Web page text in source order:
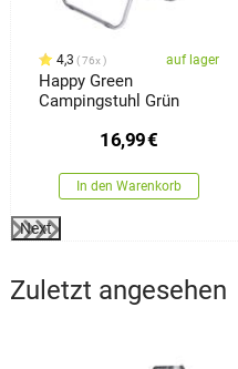
4,3 76x auf lager
Happy Green
Campingstuhl Grün
16,99€
In den Warenkorb
Next
Zuletzt angesehen